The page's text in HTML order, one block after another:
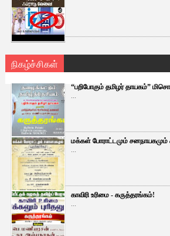
நிகழ்ச்சிகள்
“பறிபோகும் தமிழர் தாயகம்”
...
மக்கள் போராட்டமும் சனநாயகமும்
...
காவிரி உரிமை - கருத்தரங்கம்!
...